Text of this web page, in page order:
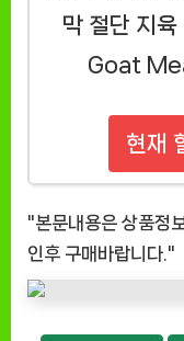
막 절단 지
Goat
현재
"본문내용은 상품정
인후 구매바랍니다."